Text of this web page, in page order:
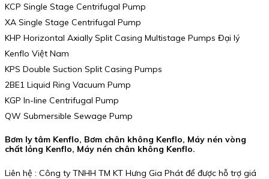
KCP Single Stage Centrifugal Pump
XA Single Stage Centrifugal Pump
KHP Horizontal Axially Split Casing Multistage Pumps Đại lý
Kenflo Việt Nam
KPS Double Suction Split Casing Pumps
2BE1 Liquid Ring Vacuum Pump
KGP In-line Centrifugal Pump
QW Submersible Sewage Pump
Bơm ly tâm Kenflo, Bơm chân không Kenflo, Máy nén vòng
chất lỏng Kenflo, Máy nén chân không Kenflo.
Liên hệ : Công ty TNHH TM KT Hưng Gia Phát để được hỗ trợ giá